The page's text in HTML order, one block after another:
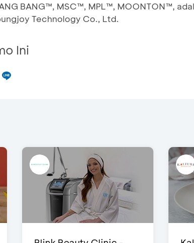
BANG™, MSC™, MPL™, MOONTON™,
Technology Co., Ltd.
Ini